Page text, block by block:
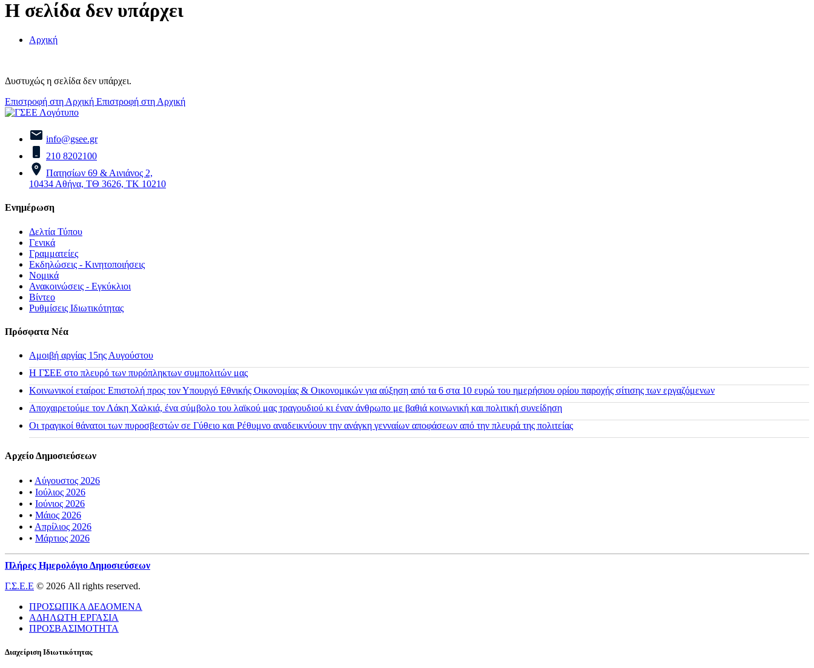
Η σελίδα δεν υπάρχει
Αρχική
Δυστυχώς η σελίδα δεν υπάρχει.
Επιστροφή στη Αρχική Επιστροφή στη Αρχική
info@gsee.gr
210 8202100
Πατησίων 69 & Αινιάνος 2,
10434 Αθήνα, ΤΘ 3626, ΤΚ 10210
Ενημέρωση
Δελτία Τύπου
Γενικά
Γραμματείες
Εκδηλώσεις - Κινητοποιήσεις
Νομικά
Ανακοινώσεις - Εγκύκλιοι
Βίντεο
Ρυθμίσεις Ιδιωτικότητας
Πρόσφατα Νέα
Αμοιβή αργίας 15ης Αυγούστου
H ΓΣΕΕ στο πλευρό των πυρόπληκτων συμπολιτών μας
Κοινωνικοί εταίροι: Επιστολή προς τον Υπουργό Εθνικής Οικονομίας & Οικονομικών για αύξηση από τα 6 στα 10 ευρώ του ημερήσιου ορίου παροχής σίτισης των εργαζόμενων
Αποχαιρετούμε τον Λάκη Χαλκιά, ένα σύμβολο του λαϊκού μας τραγουδιού κι έναν άνθρωπο με βαθιά κοινωνική και πολιτική συνείδηση
Οι τραγικοί θάνατοι των πυροσβεστών σε Γύθειο και Ρέθυμνο αναδεικνύουν την ανάγκη γενναίων αποφάσεων από την πλευρά της πολιτείας
Αρχείο Δημοσιεύσεων
• Αύγουστος 2026
• Ιούλιος 2026
• Ιούνιος 2026
• Μάιος 2026
• Απρίλιος 2026
• Μάρτιος 2026
Πλήρες Ημερολόγιο Δημοσιεύσεων
Γ.Σ.Ε.Ε © 2026 All rights reserved.
ΠΡΟΣΩΠΙΚΑ ΔΕΔΟΜΕΝΑ
ΑΔΗΛΩΤΗ ΕΡΓΑΣΙΑ
ΠΡΟΣΒΑΣΙΜΟΤΗΤΑ
Διαχείριση Ιδιωτικότητας